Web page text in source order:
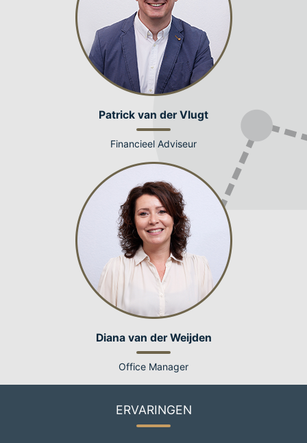
Patrick van der Vlugt
Financieel Adviseur
Diana van der Weijden
Office Manager
ERVARINGEN